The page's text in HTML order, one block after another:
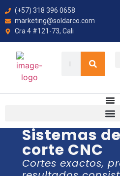
(+57) 318 396 0658
marketing@soldarco.com
Cra 4 #121-73, Cali
Sistemas
corte CNC
Cortes exactos,